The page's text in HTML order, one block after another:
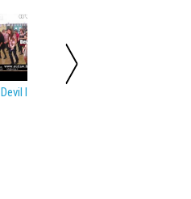
Devil In Disguise